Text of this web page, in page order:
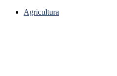
Agricultura